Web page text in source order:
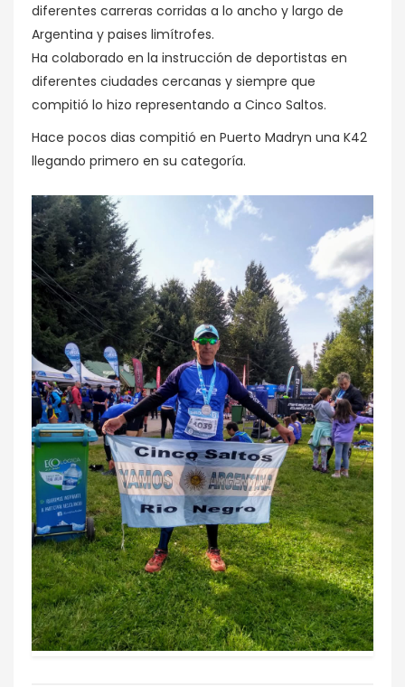
diferentes carreras corridas a lo ancho y largo de
Argentina y paises limítrofes.
Ha colaborado en la instrucción de deportistas en
diferentes ciudades cercanas y siempre que
compitió lo hizo representando a Cinco Saltos.
Hace pocos dias compitió en Puerto Madryn una K42
llegando primero en su categoría.